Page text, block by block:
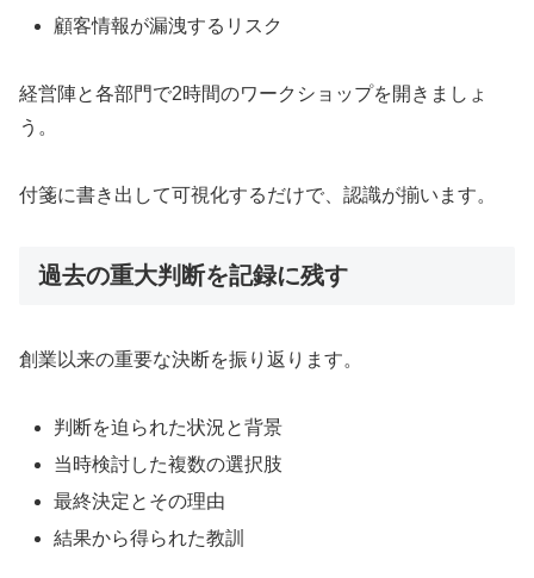
顧客情報が漏洩するリスク
経営陣と各部門で2時間のワークショップを開きましょ
う。
付箋に書き出して可視化するだけで、認識が揃います。
過去の重大判断を記録に残す
創業以来の重要な決断を振り返ります。
判断を迫られた状況と背景
当時検討した複数の選択肢
最終決定とその理由
結果から得られた教訓